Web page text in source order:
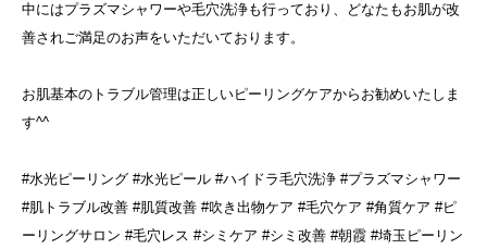
中にはプラズマシャワーや毛穴洗浄も行っており、どなたもお肌が改
善されご満足のお声をいただいております。
お肌基本のトラブル管理は正しいピーリングケアからお勧めいたしま
す^^
#水光ピーリング #水光ピール #ハイドラ毛穴洗浄 #プラズマシャワー
#肌トラブル改善 #肌質改善 #吹き出物ケア #毛穴ケア #角質ケア #ピ
ーリングサロン #毛穴レス #シミケア #シミ改善 #朝霞 #埼玉ピーリン